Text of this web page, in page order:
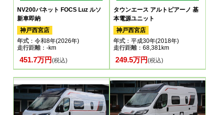
NV200バネット FOCS Luz ルソ
新車即納
神戸西宮店
年式 ：令和8年(2026年)
走行距離：-km
451.7万円(税込)
タウンエース アルトピアーノ 基
本電源ユニット
神戸西宮店
年式：平成30年(2018年)
走行距離：68,381km
249.5万円(税込)